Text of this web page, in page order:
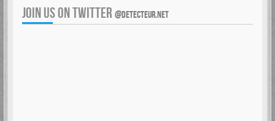
JOIN US ON TWITTER @DETECTEUR.NET